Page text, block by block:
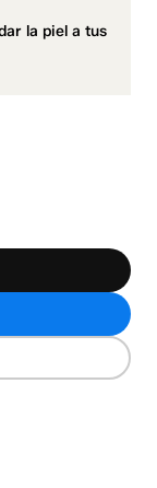
la piel a tus